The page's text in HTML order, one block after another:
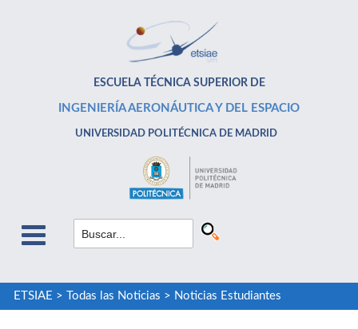
ESCUELA TÉCNICA SUPERIOR DE
INGENIERÍA AERONÁUTICA Y DEL ESPACIO
UNIVERSIDAD POLITÉCNICA DE MADRID
ETSIAE > Todas las Noticias > Noticias Estudiantes